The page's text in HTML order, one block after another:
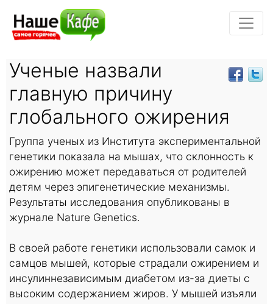
Ученые назвали
главную причину
глобального ожирения
Группа ученых из Института экспериментальной
генетики показала на мышах, что склонность к
ожирению может передаваться от родителей
детям через эпигенетические механизмы.
Результаты исследования опубликованы в
журнале Nature Genetics.
В своей работе генетики использовали самок и
самцов мышей, которые страдали ожирением и
инсулиннезависимым диабетом из-за диеты с
высоким содержанием жиров. У мышей изъяли